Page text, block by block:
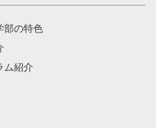
部の特色
ム紹介